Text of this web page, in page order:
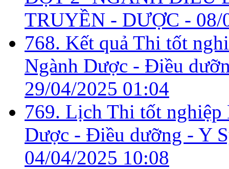
TRUYỀN - DƯỢC - 08/
768. Kết quả Thi tốt
Ngành Dược - Điều
29/04/2025 01:04
769. Lịch Thi tốt
Dược - Điều dưỡng - Y
04/04/2025 10:08